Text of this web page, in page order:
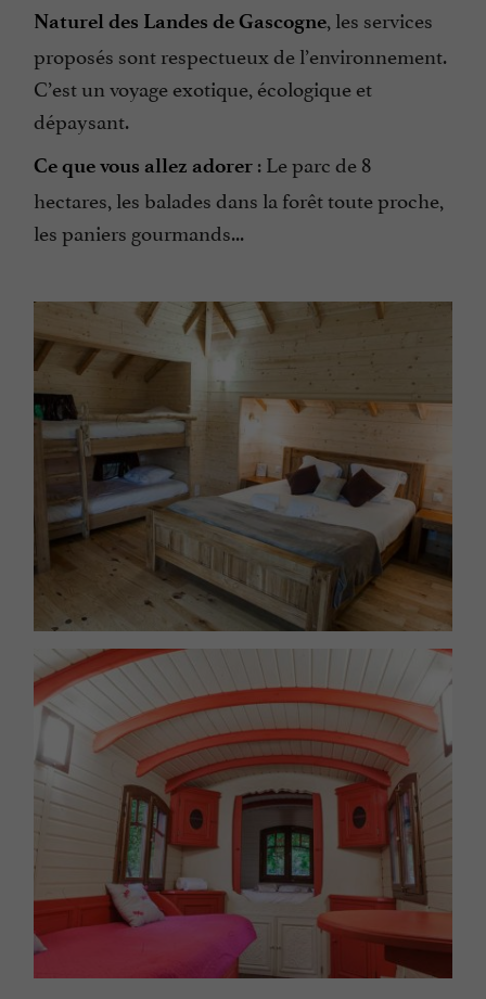
Naturel des Landes de Gascogne, les services
proposés sont respectueux de l’environnement.
C’est un voyage exotique, écologique et
dépaysant.
Ce que vous allez adorer : Le parc de 8
hectares, les balades dans la forêt toute proche,
les paniers gourmands...